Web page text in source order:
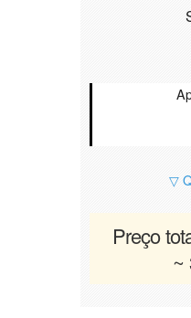
▽
Preço
~